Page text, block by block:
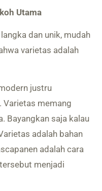
Utama
dan unik, mudah
varietas adalah
justru
Varietas memang
Bayangkan saja kalau
adalah bahan
adalah cara
menjadi